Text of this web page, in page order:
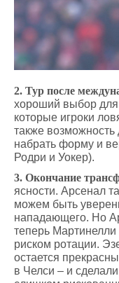
2. Тур после
хороший выбор для
которые игроки
также возможность
набрать форму и
Родри и Уокер).
3. Окончание
ясности. Арсенал
можем быть
нападающего. Но
теперь
риском ротации.
остается
в Челси – и